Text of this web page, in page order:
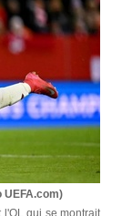
UEFA.com)
l'OL qui se montrait